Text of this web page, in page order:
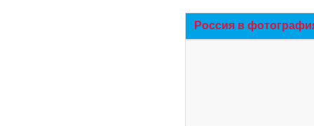
Россия в